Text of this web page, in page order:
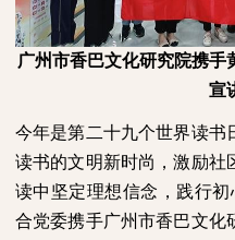
广州市香巴文化研究院携
宣
今年是第二十九个世界读书
读书的文明新时尚，激励社
读中坚定理想信念，践行初
合党委携手广州市香巴文化